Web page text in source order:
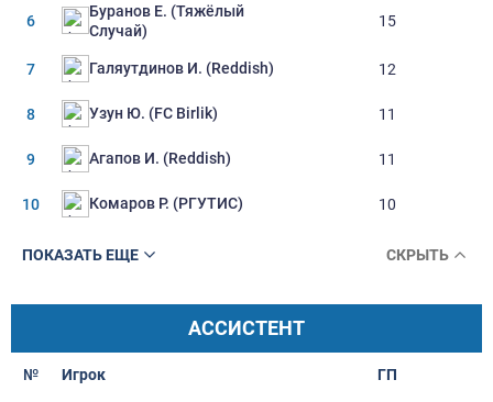
6
Буранов Е. (Тяжёлый
Случай)
15
7 Галяутдинов И. (Reddish) 12
8 Узун Ю. (FC Birlik) 11
9 Агапов И. (Reddish) 11
10 Комаров Р. (РГУТИС) 10
ПОКАЗАТЬ ЕЩЕ СКРЫТЬ
АССИСТЕНТ
№ Игрок ГП